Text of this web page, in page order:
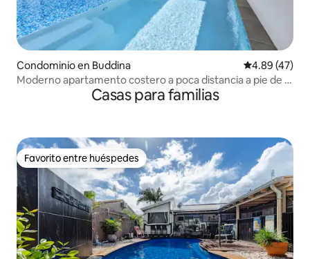
Condominio en Buddina Calificación
4.89 (47)
Moderno apartamento costero a poca distancia a pie de la
playa y de las tiendasCasas para familias
Favorito entre huéspedes
Favorito entre huéspedes